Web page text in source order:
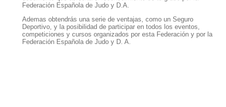
Federación Española de Judo y D.A.
Ademas obtendrás una serie de ventajas, como un Seguro
Deportivo, y la posibilidad de participar en todos los eventos,
competiciones y cursos organizados por esta Federación y por la
Federación Española de Judo y D. A.